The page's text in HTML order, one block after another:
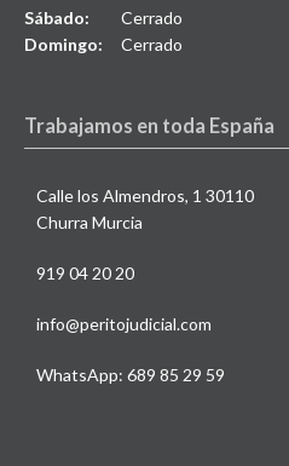
Sábado:
Cerrado
Domingo:
Cerrado
Trabajamos en toda España
Calle los Almendros, 1 30110
Churra Murcia
919 04 20 20
info@peritojudicial.com
WhatsApp: 689 85 29 59